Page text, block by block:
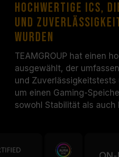
Hochwertige ICs,
und
wurden
TEAMGROUP hat einen
ausgewählt, der
und
um einen Gaming-
sowohl Stabilität als auch